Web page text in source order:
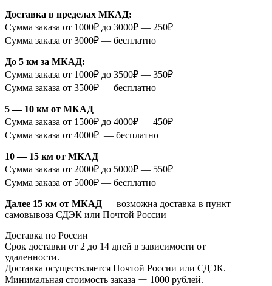
Доставка в пределах МКАД:
Сумма заказа от 1000₽ до 3000₽ — 250₽
Сумма заказа от 3000₽ — бесплатно
До 5 км за МКАД:
Сумма заказа от 1000₽ до 3500₽ — 350₽
Сумма заказа от 3500₽ — бесплатно
5 — 10 км от МКАД
Сумма заказа от 1500₽ до 4000₽ — 450₽
Сумма заказа от 4000₽ — бесплатно
10 — 15 км от МКАД
Сумма заказа от 2000₽ до 5000₽ — 550₽
Сумма заказа от 5000₽ — бесплатно
Далее 15 км от МКАД — возможна доставка в пункт
самовывоза СДЭК или Почтой России
Доставка по России
Срок доставки от 2 до 14 дней в зависимости от
удаленности.
Доставка осуществляется Почтой России или СДЭК.
Минимальная стоимость заказа ー 1000 рублей.